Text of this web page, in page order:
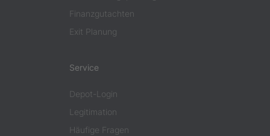
Finanzgutachten
Exit Planung
Service
Depot-Login
Legitimation
Häufige Fragen